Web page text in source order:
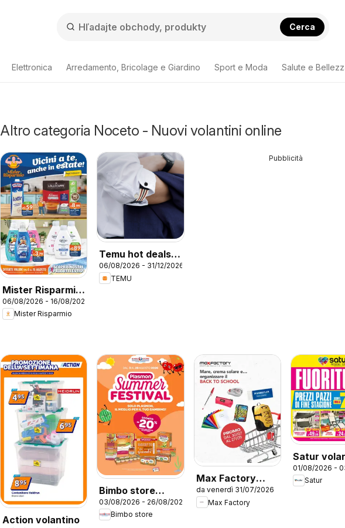
Cerca
Elettronica Arredamento, Bricolage e Giardino Sport e Moda Salute e
Altro categoria Noceto - Nuovi volantini online
Mister Risparmio
volantino
06/08/2026 - 16/08/2026
Mister Risparmio
Temu hot deals –
Italy
06/08/2026 - 31/12/2026
TEMU
Pubblicità
Action volantino
Bimbo store
volantino
Summer Festival
03/08/2026 - 26/08/2026
Bimbo store
Max Factory
volantino
da venerdì 31/07/2026
Max Factory
Satur
01/08/2026 -
Satur